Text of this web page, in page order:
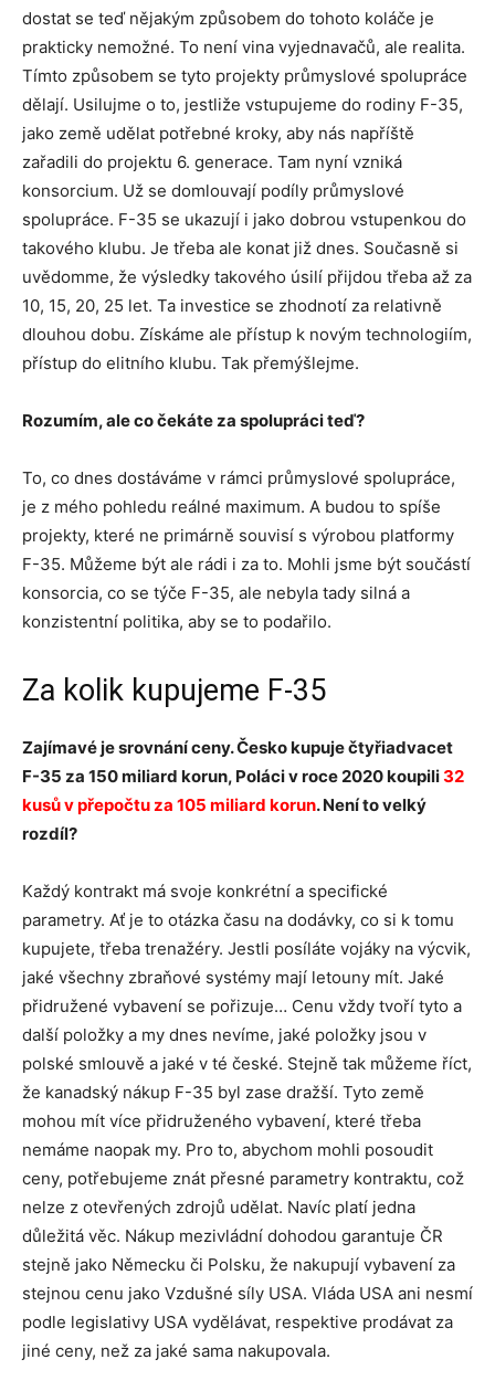
dostat se teď nějakým způsobem do tohoto koláče je
prakticky nemožné. To není vina vyjednavačů, ale realita.
Tímto způsobem se tyto projekty průmyslové spolupráce
dělají. Usilujme o to, jestliže vstupujeme do rodiny F-35,
jako země udělat potřebné kroky, aby nás napříště
zařadili do projektu 6. generace. Tam nyní vzniká
konsorcium. Už se domlouvají podíly průmyslové
spolupráce. F-35 se ukazují i jako dobrou vstupenkou do
takového klubu. Je třeba ale konat již dnes. Současně si
uvědomme, že výsledky takového úsilí přijdou třeba až za
10, 15, 20, 25 let. Ta investice se zhodnotí za relativně
dlouhou dobu. Získáme ale přístup k novým technologiím,
přístup do elitního klubu. Tak přemýšlejme.
Rozumím, ale co čekáte za spolupráci teď?
To, co dnes dostáváme v rámci průmyslové spolupráce,
je z mého pohledu reálné maximum. A budou to spíše
projekty, které ne primárně souvisí s výrobou platformy
F-35. Můžeme být ale rádi i za to. Mohli jsme být součástí
konsorcia, co se týče F-35, ale nebyla tady silná a
konzistentní politika, aby se to podařilo.
Za kolik kupujeme F-35
Zajímavéje srovnáníceny. Česko kupuje čtyřiadvacet
F-35 za 150 miliard korun, Poláci v roce 2020 koupili32
kusů v přepočtu za 105 miliard korun. Nenítovelký
rozdíl?
Každý kontrakt má svoje konkrétní a specifické
parametry. Ať je to otázka času na dodávky, co si k tomu
kupujete, třeba trenažéry. Jestli posíláte vojáky na výcvik,
jaké všechny zbraňové systémy mají letouny mít. Jaké
přidružené vybavení se pořizuje… Cenu vždy tvoří tyto a
další položky a my dnes nevíme, jaké položky jsou v
polské smlouvě a jaké v té české. Stejně tak můžeme říct,
že kanadský nákup F-35 byl zase dražší. Tyto země
mohou mít více přidruženého vybavení, které třeba
nemáme naopak my. Pro to, abychom mohli posoudit
ceny, potřebujeme znát přesné parametry kontraktu, což
nelze z otevřených zdrojů udělat. Navíc platí jedna
důležitá věc. Nákup mezivládní dohodou garantuje ČR
stejně jako Německu či Polsku, že nakupují vybavení za
stejnou cenu jako Vzdušné síly USA. Vláda USA ani nesmí
podle legislativy USA vydělávat, respektive prodávat za
jiné ceny, než za jaké sama nakupovala.